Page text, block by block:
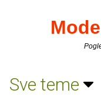
Sve teme